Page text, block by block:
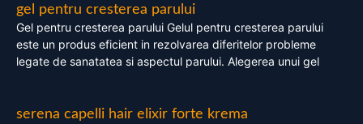
gel pentru cresterea parului
Gel pentru cresterea parului Gelul pentru cresterea parului
este un produs eficient in rezolvarea diferitelor probleme
legate de sanatatea si aspectul parului. Alegerea unui gel
serena capelli hair elixir forte krema